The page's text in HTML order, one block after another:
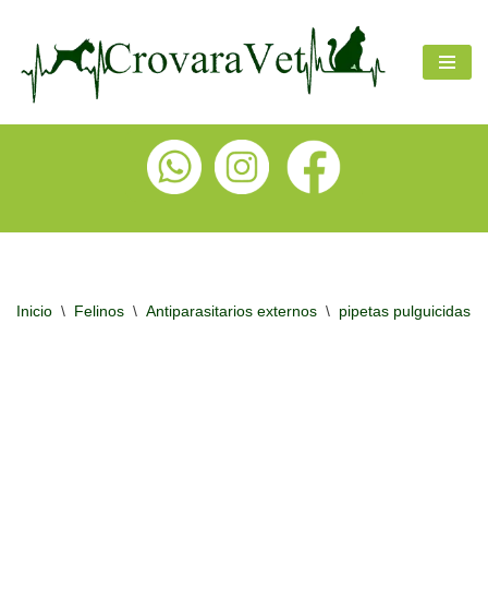
Inicio \ Felinos \ Antiparasitarios externos \ pipetas pulguicidas